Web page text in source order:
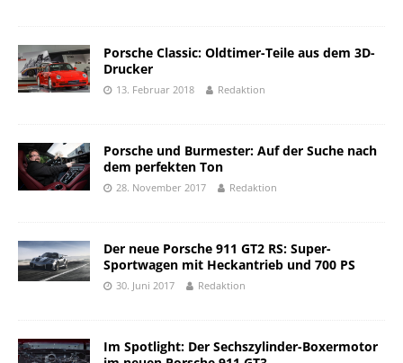
Porsche Classic: Oldtimer-Teile aus dem 3D-
Drucker
13. Februar 2018 Redaktion
Porsche und Burmester: Auf der Suche nach
dem perfekten Ton
28. November 2017 Redaktion
Der neue Porsche 911 GT2 RS: Super-
Sportwagen mit Heckantrieb und 700 PS
30. Juni 2017 Redaktion
Im Spotlight: Der Sechszylinder-Boxermotor